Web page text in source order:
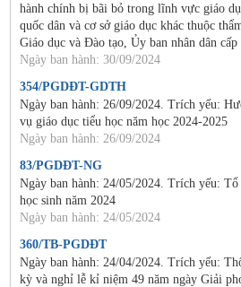
hành chính bị bãi bỏ trong lĩnh vực giáo
quốc dân và cơ sở giáo dục khác thuộc
Giáo dục và Đào tạo, Ủy ban nhân dân cấp
Ngày ban hành: 30/09/2024
354/PGDĐT-GDTH
Ngày ban hành: 26/09/2024. Trích yếu:
vụ giáo dục tiểu học năm học 2024-2025
Ngày ban hành: 26/09/2024
83/PGDĐT-NG
Ngày ban hành: 24/05/2024. Trích yếu: Tổ
học sinh năm 2024
Ngày ban hành: 24/05/2024
360/TB-PGDĐT
Ngày ban hành: 24/04/2024. Trích yếu:
kỳ và nghỉ lễ kỉ niệm 49 năm ngày Giải